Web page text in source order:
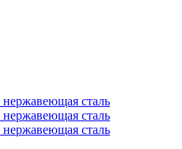
сталь
сталь
сталь